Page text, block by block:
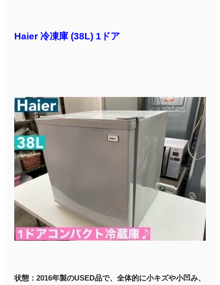
Haier 冷凍庫 (38L) 1ドア
状態：2016年製のUSED品で、全体的に小キズや小凹み、